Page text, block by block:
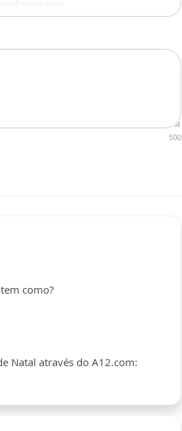
500
como?
Natal através do A12.com: